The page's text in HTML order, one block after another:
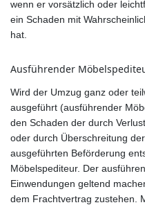
wenn er vorsätzlich oder
ein Schaden mit
hat.
Ausführender
Wird der Umzug ganz oder
ausgeführt (ausführender
den Schaden der durch
oder durch Überschreitung
ausgeführten Beförderung
Möbelspediteur. Der
Einwendungen geltend
dem Frachtvertrag zustehen.